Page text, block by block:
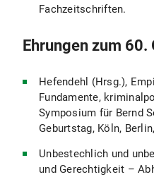
Fachzeitschriften.
Ehrungen zum 60.
Hefendehl (Hrsg.),
Fundamente,
Symposium für Bernd
Geburtstag, Köln,
Unbestechlich und
und Gerechtigkeit –